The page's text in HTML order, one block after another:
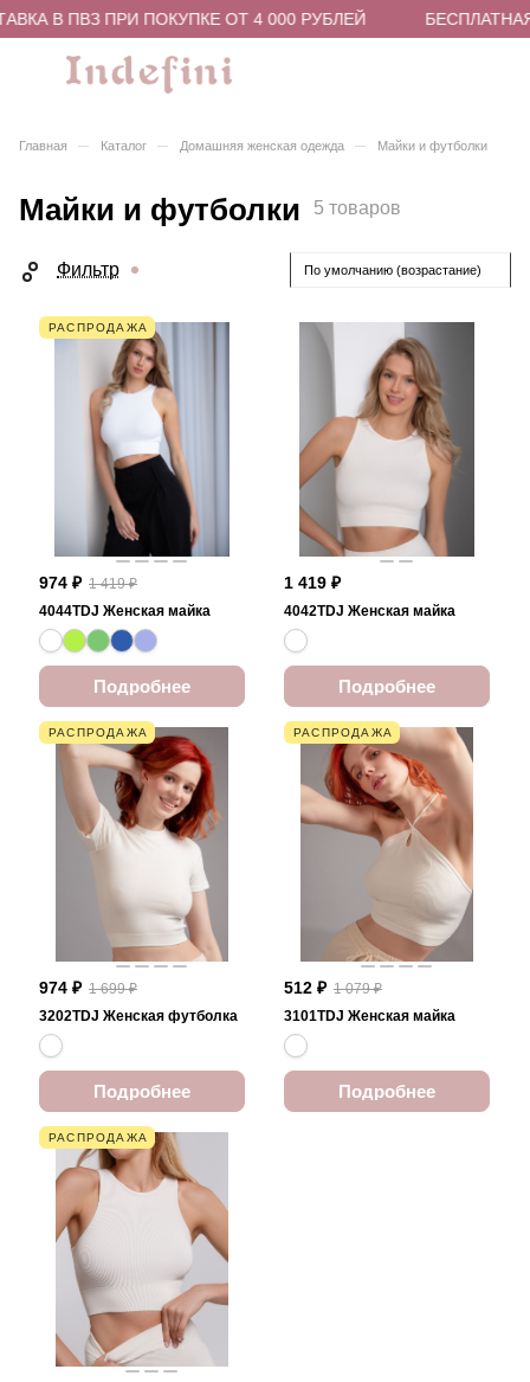
В ПВЗ ПРИ ПОКУПКЕ ОТ 4 000 РУБЛЕЙ
Главная – Каталог – Домашняя женская одежда – Майки и футболки
Майки и футболки 5 товаров
Фильтр По умолчанию (возрастание)
РАСПРОДАЖА
974 ₽ 1 419 ₽
4044TDJ Женская майка
Подробнее
1 419 ₽
4042TDJ Женская майка
Подробнее
РАСПРОДАЖА
974 ₽ 1 699 ₽
3202TDJ Женская футболка
Подробнее
РАСПРОДАЖА
512 ₽ 1 079 ₽
3101TDJ Женская майка
Подробнее
РАСПРОДАЖА